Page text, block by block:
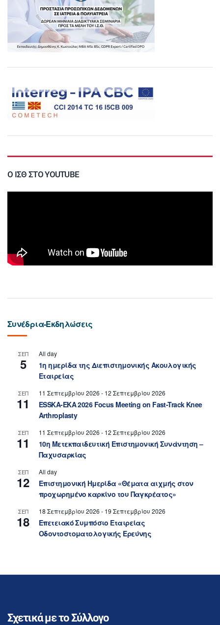
Ο ΙΣΘ ΣΤΟ YOUTUBE
Συνέδρια-Εκδηλώσεις
ΣΕΠ
5
All day
1η ημερίδα της Διεπιστημονικής Ακουλογικής
Εταιρείας
ΣΕΠ
11
11 Σεπτεμβρίου 2026 - 12 Σεπτεμβρίου 2026
ESSKA-EKA 2026 Focus Meeting on Fast-Track Knee
Arthroplasty
ΣΕΠ
11
11 Σεπτεμβρίου 2026 - 12 Σεπτεμβρίου 2026
10η Μετεκπαιδευτική Επιστημονική Συνάντηση –
Παχυσαρκίας
ΣΕΠ
12
All day
Επιστημονική Ημερίδα «Θέματα αιχμής στον
προχωρημένο καρκίνο του Παγκρέατος»
ΣΕΠ
18
18 Σεπτεμβρίου 2026 - 19 Σεπτεμβρίου 2026
Επετειακό Συμπόσιο Εταιρείας
Οδοντοστοματολογικής Ερεύνης
Σχετικά με το Σύλλογο